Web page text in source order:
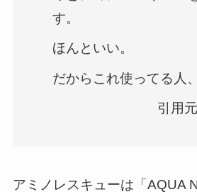
す。
ほんといい。
だからこれ使ってる人
引用
アミノレスキューは「AQUA